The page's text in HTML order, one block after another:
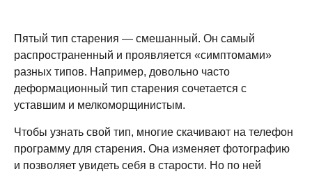
Пятый тип старения — смешанный. Он самый
распространенный и проявляется «симптомами»
разных типов. Например, довольно часто
деформационный тип старения сочетается с
уставшим и мелкоморщинистым.
Чтобы узнать свой тип, многие скачивают на телефон
программу для старения. Она изменяет фотографию
и позволяет увидеть себя в старости. Но по ней